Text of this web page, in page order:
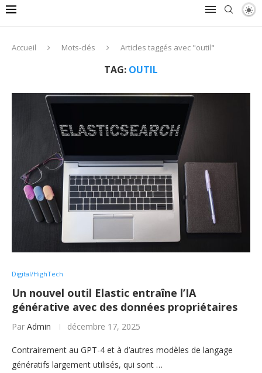
Accueil Mots-clés Articles taggés avec "outil"
TAG: OUTIL
Digital/HighTech
Un nouvel outil Elastic entraîne l’IA
générative avec des données propriétaires
Par Admin décembre 17, 2025
Contrairement au GPT-4 et à d’autres modèles de langage
génératifs largement utilisés, qui sont …